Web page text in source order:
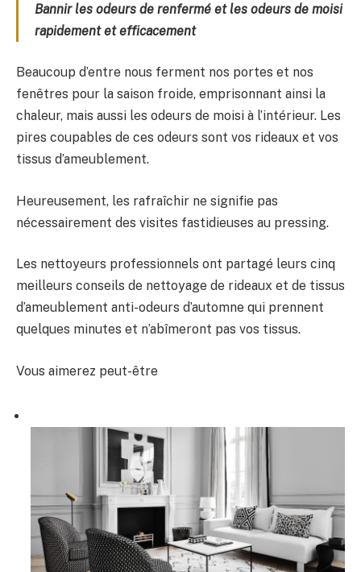
Bannir les odeurs de renfermé et les odeurs de moisi
rapidement et efficacement
Beaucoup d’entre nous ferment nos portes et nos
fenêtres pour la saison froide, emprisonnant ainsi la
chaleur, mais aussi les odeurs de moisi à l’intérieur. Les
pires coupables de ces odeurs sont vos rideaux et vos
tissus d’ameublement.
Heureusement, les rafraîchir ne signifie pas
nécessairement des visites fastidieuses au pressing.
Les nettoyeurs professionnels ont partagé leurs cinq
meilleurs conseils de nettoyage de rideaux et de tissus
d’ameublement anti-odeurs d’automne qui prennent
quelques minutes et n’abîmeront pas vos tissus.
Vous aimerez peut-être